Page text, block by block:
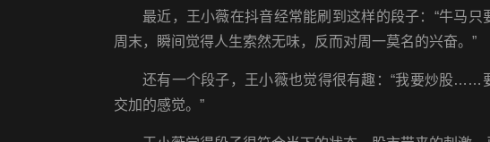
最近，王小薇在抖音经常能刷到这样的段子：“牛马
周末，瞬间觉得人生索然无味，反而对周一莫名的兴奋。”
还有一个段子，王小薇也觉得很有趣：“我要炒股……
交加的感觉。”